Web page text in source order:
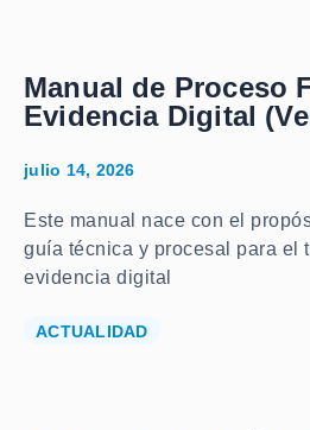
Manual de Proceso
Evidencia Digital
julio 14, 2026
Este manual nace con el
guía técnica y procesal para el
evidencia digital
ACTUALIDAD